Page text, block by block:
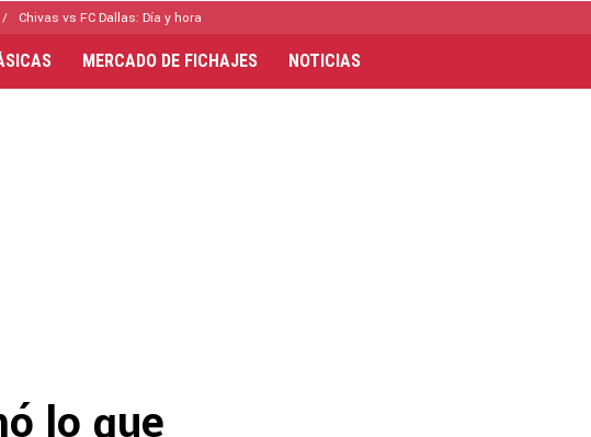
Chivas vs FC Dallas: Día y hora
MERCADO DE FICHAJES NOTICIAS
lo que